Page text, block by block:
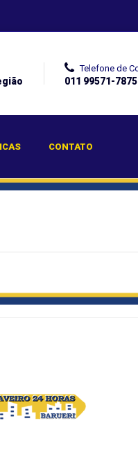
CONTATO
Telefone de
011 99571-7875